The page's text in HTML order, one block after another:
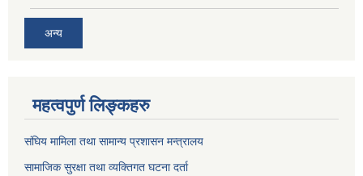
अन्य
महत्वपुर्ण लिङ्कहरु
संघिय मामिला तथा सामान्य प्रशासन मन्त्रालय
सामाजिक सुरक्षा तथा व्यक्तिगत घटना दर्ता